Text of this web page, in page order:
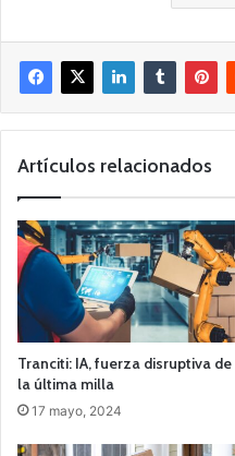
Artículos relacionados
Tranciti: IA, fuerza disruptiva de
la última milla
17 mayo, 2024